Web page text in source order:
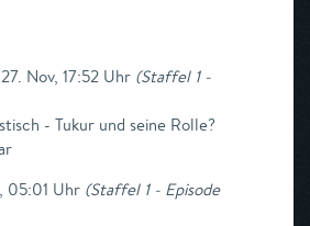
27. Nov, 17:52 Uhr (Staffel 1 -
- Tukur und seine Rolle?
05:01 Uhr (Staffel 1 - Episode